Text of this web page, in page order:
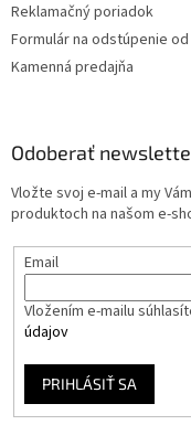
Reklamačný poriadok
Formulár na odstúpenie
Kamenná predajňa
Odoberať
Vložte svoj e-mail a my
produktoch na našom e-
Email
Vložením e-mailu
údajov
PRIHLÁSIŤ SA